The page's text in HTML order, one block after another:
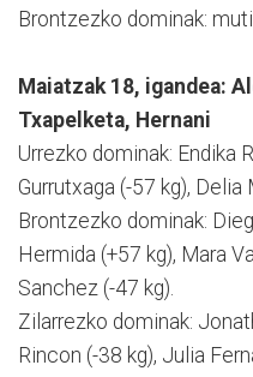
Brontzezko dominak:
Maiatzak 18, igandea:
Txapelketa, Hernani
Urrezko dominak: Endika
Gurrutxaga (-57 kg), Delia
Brontzezko dominak:
Hermida (+57 kg), Mara
Sanchez (-47 kg).
Zilarrezko dominak:
Rincon (-38 kg), Julia